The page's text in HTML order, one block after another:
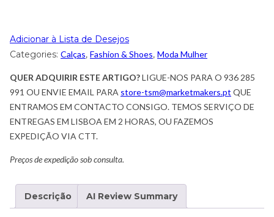
Adicionar à Lista de Desejos
Categories: Calças, Fashion & Shoes, Moda Mulher
QUER ADQUIRIR ESTE ARTIGO?LIGUE-NOS PARA O 936 285
991 OU ENVIE EMAIL PARA store-tsm@marketmakers.pt QUE
ENTRAMOS EM CONTACTO CONSIGO. TEMOS SERVIÇO DE
ENTREGAS EM LISBOA EM 2 HORAS, OU FAZEMOS
EXPEDIÇÃO VIA CTT.
Preços de expedição sob consulta.
Descrição AI Review Summary